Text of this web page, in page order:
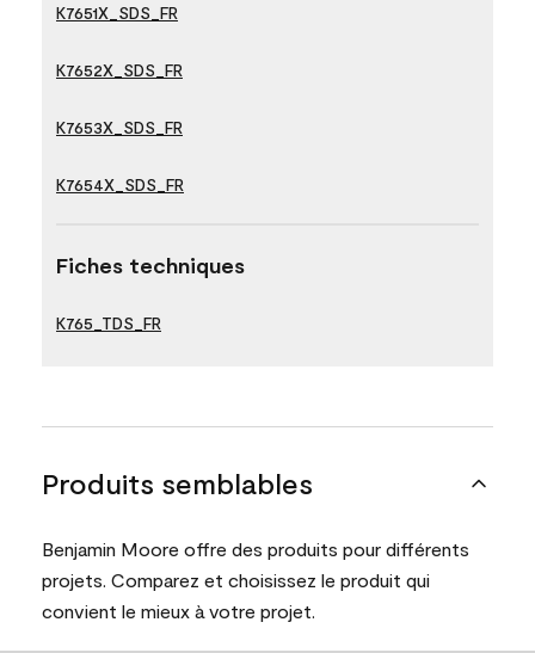
K7651X_SDS_FR
K7652X_SDS_FR
K7653X_SDS_FR
K7654X_SDS_FR
Fiches techniques
K765_TDS_FR
Produits semblables
Benjamin Moore offre des produits pour différents
projets. Comparez et choisissez le produit qui
convient le mieux à votre projet.